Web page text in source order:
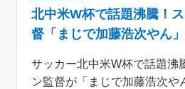
北中米W杯で話題沸騰！
督「まじで加藤浩次やん
サッカー北中米W杯で話題沸
ン監督が「まじで加藤浩次や